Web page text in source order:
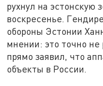
рухнул на эстонскую
воскресенье.
обороны Эстонии
мнении: это точно не
прямо заявил, что
объекты в России.